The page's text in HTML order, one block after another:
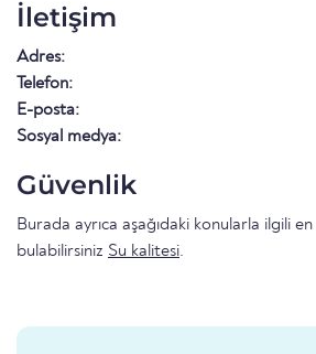
İletişim
Adres:
Telefon:
E-posta:
Sosyal medya:
Güvenlik
Burada ayrıca aşağıdaki konularla ilgili
bulabilirsiniz Su kalitesi.